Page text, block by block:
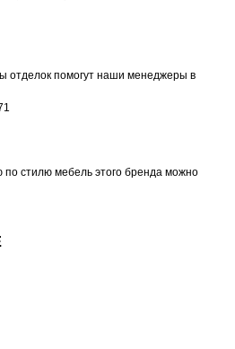
отделок помогут наши менеджеры в
стилю мебель этого бренда можно